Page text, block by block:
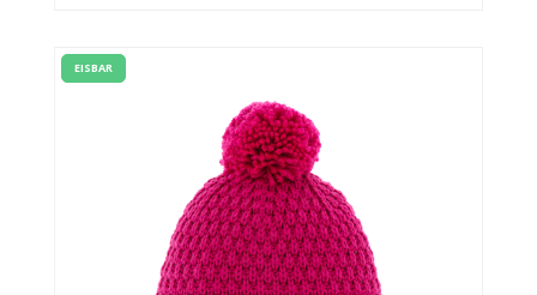
EISBAR